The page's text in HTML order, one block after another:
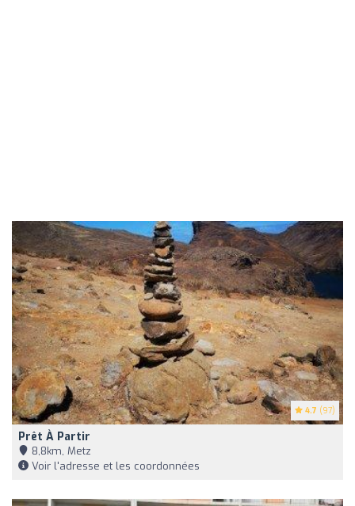
4.7 (97)
Prêt À Partir
8,8km, Metz
Voir l'adresse et les coordonnées